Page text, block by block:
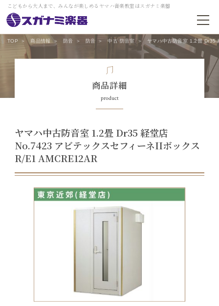
こどもから大人まで、みんなが楽しめるヤマハ音楽教室はスガナミ楽器
TOP 商品情報 防音 防音 中古 防音室 ヤマハ中古防音室 1.2畳 Dr35
商品詳細
product
ヤマハ中古防音室 1.2畳 Dr35 経堂店
No.7423 アビテックスセフィーネIIボックス
R/E1 AMCRE12AR